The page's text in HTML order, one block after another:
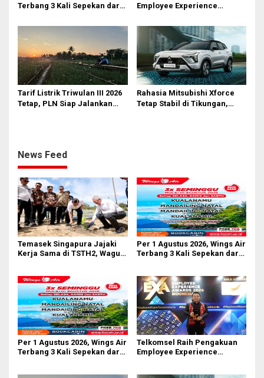
Terbang 3 Kali Sepekan dari
Employee Experience
Asia
Tarif Listrik Triwulan III 2026
Tetap, PLN Siap Jalankan
Rahasia Mitsubishi Xforce
Tetap Stabil di Tikungan,
News Feed
Temasek Singapura Jajaki
Kerja Sama di TSTH2, Wagub
Bioekonomi Tropis
Per 1 Agustus 2026, Wings Air
Terbang 3 Kali Sepekan dari
Per 1 Agustus 2026, Wings Air
Terbang 3 Kali Sepekan dari
Telkomsel Raih Pengakuan
Employee Experience